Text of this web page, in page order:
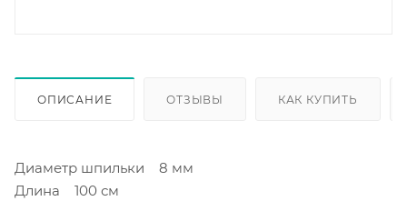
ОПИСАНИЕ ОТЗЫВЫ КАК КУПИТЬ
Диаметр шпильки 8 мм
Длина 100 см